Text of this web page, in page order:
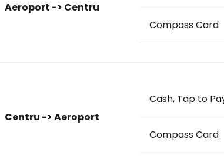
Aeroport -> Centru
Compass Card
Centru -> Aeroport
Cash, Tap to
Compass Card